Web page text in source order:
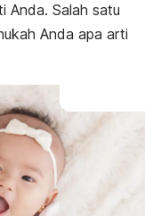
Anda. Salah satu
Anda apa arti